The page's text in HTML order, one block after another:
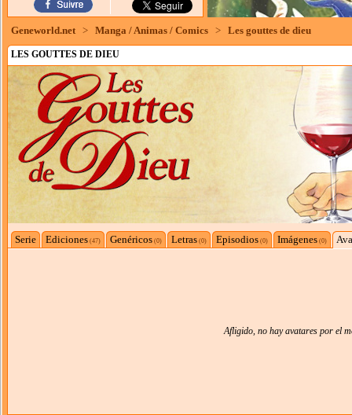
Geneworld.net > Manga / Animas / Comics > Les gouttes de dieu
LES GOUTTES DE DIEU
Serie Ediciones (47) Genéricos (0) Letras (0) Episodios (0) Imágenes (0)
Afligido, no hay avatares por el